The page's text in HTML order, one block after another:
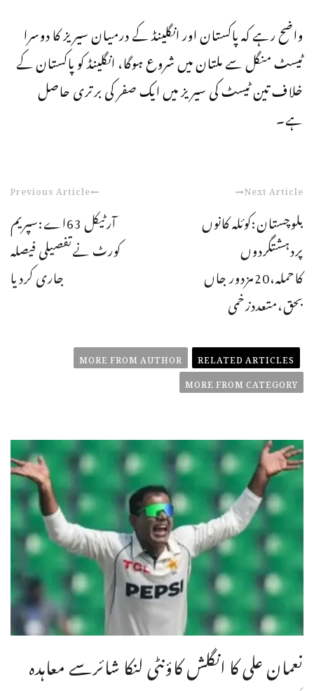
واضح رہے کہ پاکستان اور انگلینڈ کے درمیان سیریز کا دوسرا
ٹیسٹ منگل سے ملتان میں شروع ہوگا، انگلینڈ کو پاکستان کے
خلاف تین ٹیسٹ کی سیریز میں ایک صفر کی برتری حاصل
ہے۔
Previous Article
آرٹیکل 63اے:سپریم
کورٹ نےتفصیلی فیصلہ
جاری کردیا
Next Article
بلوچستان:کوئلہ کانوں
پردہشتگردوں
کاحملہ،20مزدور جاں
بحق،متعددزخمی
RELATED ARTICLES
MORE FROM AUTHOR
MORE FROM CATEGORY
نعمان علی کا انگلش کاؤنٹی لنکا شائرسے معاہدہ